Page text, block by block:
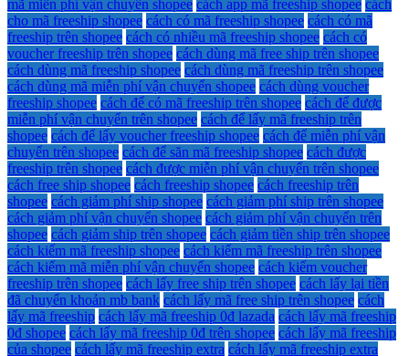
mã miễn phí vận chuyển shopee cách app mã freeship shopee cách
cho mã freeship shopee cách có mã freeship shopee cách có mã
freeship trên shopee cách có nhiều mã freeship shopee cách có
voucher freeship trên shopee cách dùng mã free ship trên shopee
cách dùng mã freeship shopee cách dùng mã freeship trên shopee
cách dùng mã miễn phí vận chuyển shopee cách dùng voucher
freeship shopee cách để có mã freeship trên shopee cách để được
miễn phí vận chuyển trên shopee cách để lấy mã freeship trên
shopee cách để lấy voucher freeship shopee cách để miễn phí vận
chuyển trên shopee cách để săn mã freeship shopee cách được
freeship trên shopee cách được miễn phí vận chuyển trên shopee
cách free ship shopee cách freeship shopee cách freeship trên
shopee cách giảm phí ship shopee cách giảm phí ship trên shopee
cách giảm phí vận chuyển shopee cách giảm phí vận chuyển trên
shopee cách giảm ship trên shopee cách giảm tiền ship trên shopee
cách kiếm mã freeship shopee cách kiếm mã freeship trên shopee
cách kiếm mã miễn phí vận chuyển shopee cách kiếm voucher
freeship trên shopee cách lấy free ship trên shopee cách lấy lại tiền
đã chuyển khoản mb bank cách lấy mã free ship trên shopee cách
lấy mã freeship cách lấy mã freeship 0đ lazada cách lấy mã freeship
0đ shopee cách lấy mã freeship 0đ trên shopee cách lấy mã freeship
của shopee cách lấy mã freeship extra cách lấy mã freeship extra